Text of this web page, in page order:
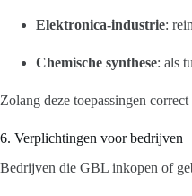
Elektronica-industrie:
Chemische synthese: als
Zolang deze toepassingen
6. Verplichtingen voor bedrijven
Bedrijven die GBL inkopen of